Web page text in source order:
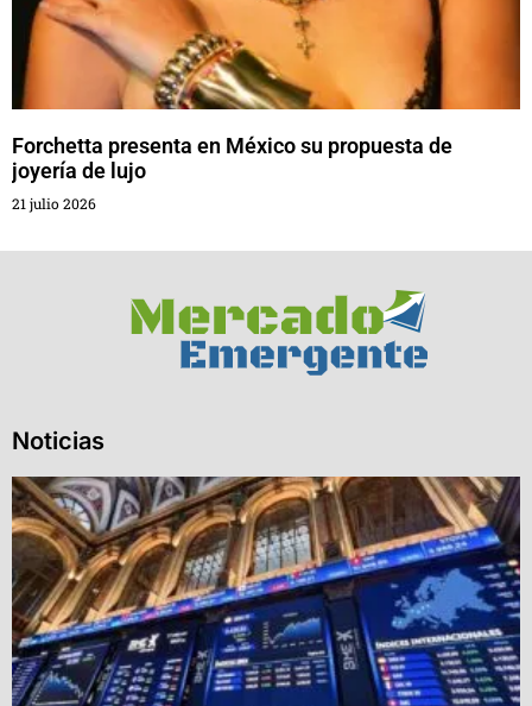
Forchetta presenta en México su propuesta de
joyería de lujo
21 julio 2026
Noticias